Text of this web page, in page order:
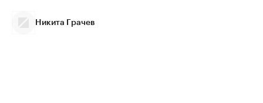
Никита Грачев